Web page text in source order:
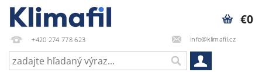
+420 274 778 623 info@klimafil.cz
€0